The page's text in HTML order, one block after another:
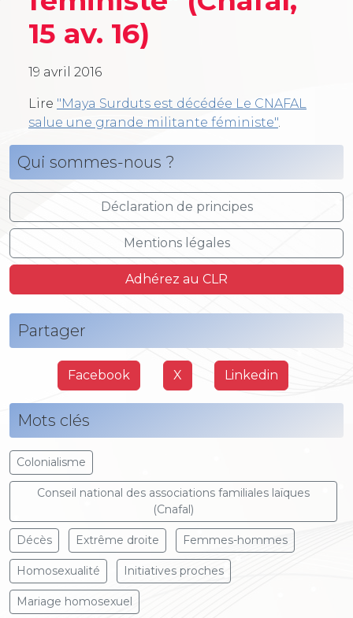
15 av. 16)
19 avril 2016
Lire "Maya Surduts est décédée Le CNAFAL
salue une grande militante féministe"
Qui sommes-nous ?
Déclaration de principes
Mentions légales
Adhérez au CLR
Partager
Facebook X Linkedin
Mots clés
Colonialisme
Conseil national des associations familiales laïques
(Cnafal)
Décès Extrême droite Femmes-hommes
Homosexualité Initiatives proches
Mariage homosexuel